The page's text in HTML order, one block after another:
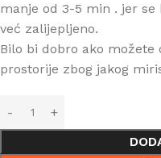
manje od 3-5 min . jer
već zalijepljeno.
Bilo bi dobro ako možete
prostorije zbog jakog